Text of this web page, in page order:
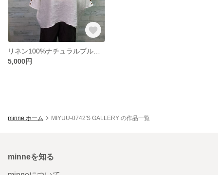
5,000円
minne ホーム MIYUU-0742'S GALLERY の作品一覧
minneを知る